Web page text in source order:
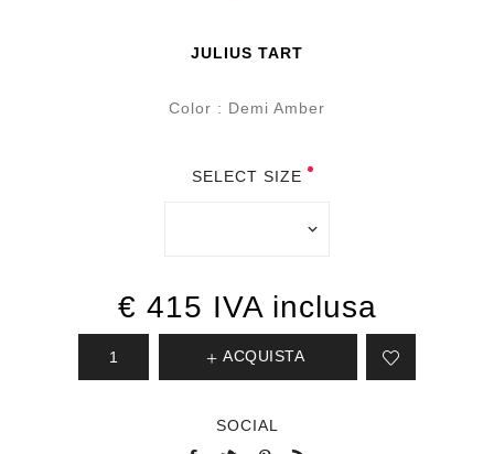
JULIUS TART
Color : Demi Amber
SELECT SIZE
€ 415 IVA inclusa
ACQUISTA
SOCIAL